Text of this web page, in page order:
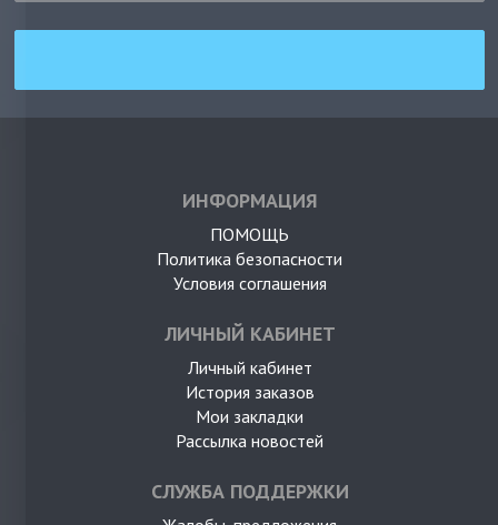
ИНФОРМАЦИЯ
ПОМОЩЬ
Политика безопасности
Условия соглашения
ЛИЧНЫЙ КАБИНЕТ
Личный кабинет
История заказов
Мои закладки
Рассылка новостей
СЛУЖБА ПОДДЕРЖКИ